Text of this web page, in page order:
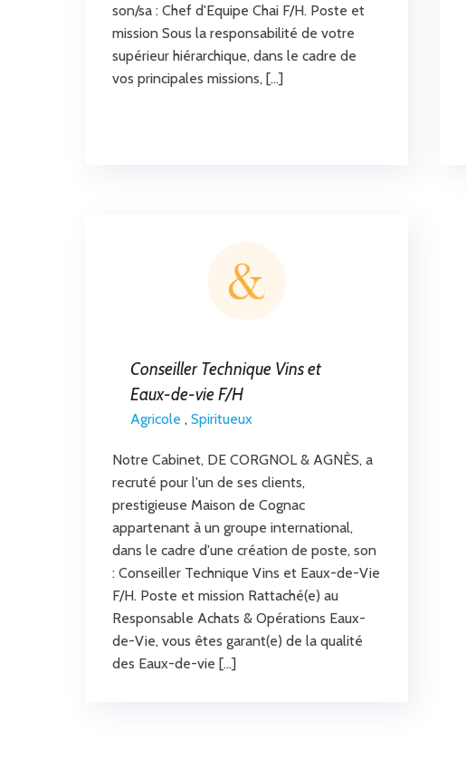
son/sa : Chef d'Equipe Chai F/H. Poste et
mission Sous la responsabilité de votre
supérieur hiérarchique, dans le cadre de
vos principales missions, […]
Conseiller Technique Vins et
Eaux-de-vie F/H
Agricole ,Spiritueux
Notre Cabinet, DE CORGNOL & AGNÈS, a
recruté pour l'un de ses clients,
prestigieuse Maison de Cognac
appartenant à un groupe international,
dans le cadre d'une création de poste, son
: Conseiller Technique Vins et Eaux-de-Vie
F/H. Poste et mission Rattaché(e) au
Responsable Achats & Opérations Eaux-
de-Vie, vous êtes garant(e) de la qualité
des Eaux-de-vie […]